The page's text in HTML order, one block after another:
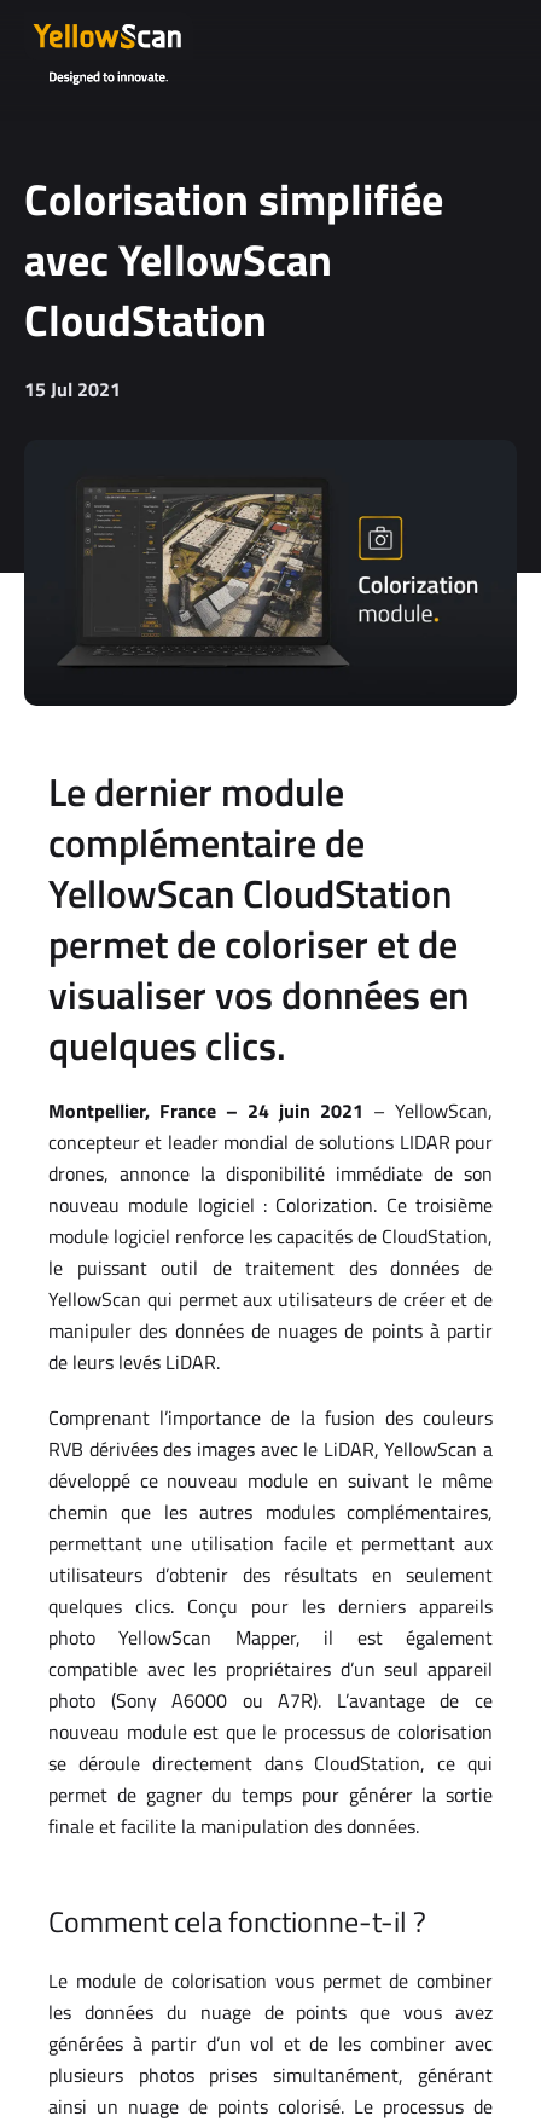
Colorisation simplifiée
avec YellowScan
CloudStation
15 Jul 2021
Le dernier module
complémentaire de
YellowScan CloudStation
permet de coloriser et de
visualiser vos données en
quelques clics.
Montpellier, France – 24 juin 2021 – YellowScan,
concepteur et leader mondial de solutions LIDAR pour
drones, annonce la disponibilité immédiate de son
nouveau module logiciel : Colorization. Ce troisième
module logiciel renforce les capacités de CloudStation,
le puissant outil de traitement des données de
YellowScan qui permet aux utilisateurs de créer et de
manipuler des données de nuages de points à partir
de leurs levés LiDAR.
Comprenant l’importance de la fusion des couleurs
RVB dérivées des images avec le LiDAR, YellowScan a
développé ce nouveau module en suivant le même
chemin que les autres modules complémentaires,
permettant une utilisation facile et permettant aux
utilisateurs d’obtenir des résultats en seulement
quelques clics. Conçu pour les derniers appareils
photo YellowScan Mapper, il est également
compatible avec les propriétaires d’un seul appareil
photo (Sony A6000 ou A7R). L’avantage de ce
nouveau module est que le processus de colorisation
se déroule directement dans CloudStation, ce qui
permet de gagner du temps pour générer la sortie
finale et facilite la manipulation des données.
Comment cela fonctionne-t-il ?
Le module de colorisation vous permet de combiner
les données du nuage de points que vous avez
générées à partir d’un vol et de les combiner avec
plusieurs photos prises simultanément, générant
ainsi un nuage de points colorisé. Le processus de